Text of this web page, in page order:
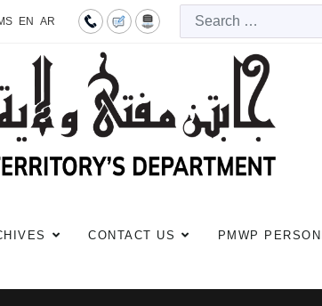
EN AR
CONTACT US PMWP